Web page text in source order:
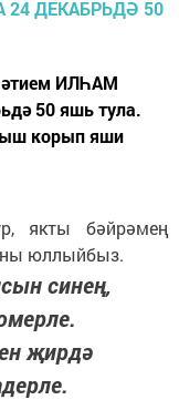
әтием ИЛҺАМ
50 яшь тула.
корып яши
якты бәйрәмең
юллыйбыз.
синең,
җирдә